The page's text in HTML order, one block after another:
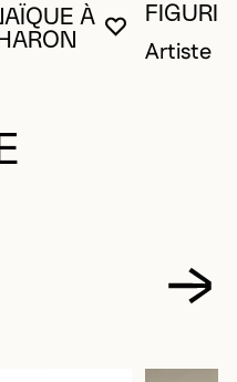
VOUS
FERMER
OUVRIR LA
À
Artiste